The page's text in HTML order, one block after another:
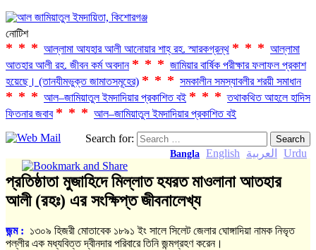
নোটিশ
*** আল্লামা আযহার আলী আনোয়ার শাহ্‌ রহ. স্মারকগ্রন্থ *** আল্লামা
আতহার আলী রহ. জীবন কর্ম অবদান *** জামিয়ার বার্ষিক পরীক্ষার ফলাফল প্রকাশ
হয়েছে। (তানযীমভুক্ত জামাতসমূহের) *** সমকালীন সমস্যাবলীর শরয়ী সমাধান
*** আল–জামিয়াতুল ইমদাদিয়ার প্রকাশিত বই ***তথাকথিত আহলে হাদিস
ফিতনার জবাব *** আল–জামিয়াতুল ইমদাদিয়ার প্রকাশিত বই
Search for:
Bangla English العربية Urdu
প্রতিষ্ঠাতা মুজাহিদে মিল্লাত হযরত মাওলানা আতহার
আলী (রহঃ) এর সংক্ষিপ্ত জীবনালেখ্য
জন্ম : ১৩০৯ হিজরী মোতাবেক ১৮৯১ ইং সালে সিলেট জেলার ঘোঙ্গাদিয়া নামক নিভৃত
পল্লীর এক মধ্যবিত্ত দ্বীনদার পরিবারে তিনি জন্মগ্রহণ করেন।